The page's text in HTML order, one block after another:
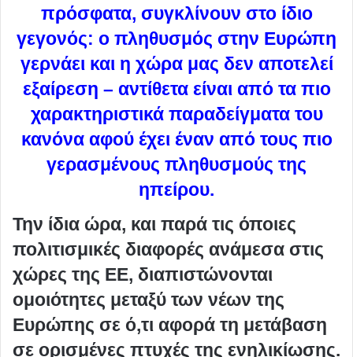
πρόσφατα, συγκλίνουν στο ίδιο
γεγονός: ο πληθυσμός στην Ευρώπη
γερνάει και η χώρα μας δεν αποτελεί
εξαίρεση – αντίθετα είναι από τα πιο
χαρακτηριστικά παραδείγματα του
κανόνα αφού έχει έναν από τους πιο
γερασμένους πληθυσμούς της
ηπείρου.
Την ίδια ώρα, και παρά τις όποιες
πολιτισμικές διαφορές ανάμεσα στις
χώρες της ΕΕ, διαπιστώνονται
ομοιότητες μεταξύ των νέων της
Ευρώπης σε ό,τι αφορά τη μετάβαση
σε ορισμένες πτυχές της ενηλικίωσης.